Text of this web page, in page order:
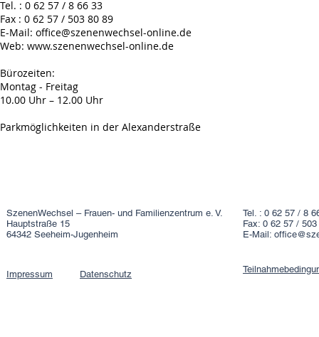
Tel. : 0 62 57 / 8 66 33
Fax : 0 62 57 / 503 80 89
E-Mail: office@szenenwechsel-online.de
Web: www.szenenwechsel-online.de
Bürozeiten:
Montag - Freitag
10.00 Uhr – 12.00 Uhr
Parkmöglichkeiten in der Alexanderstraße
SzenenWechsel – Frauen- und Familienzentrum e. V.
Hauptstraße 15
64342 Seeheim-Jugenheim
Tel. : 0 62 57 / 8
Fax: 0 62 57 /
E-Mail:
Impressum Datenschutz​